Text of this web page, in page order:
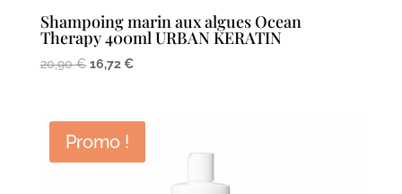
Shampoing marin aux algues Ocean
Therapy 400ml URBAN KERATIN
20,90€ Le
était :
20,90 €.
16,72€Le
est :
Promo !